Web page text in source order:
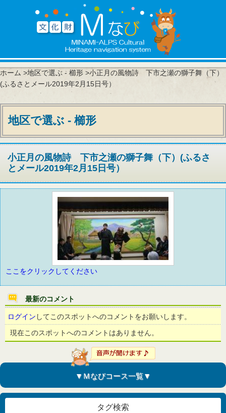
ホーム >地区で選ぶ - 櫛形 >小正月の風物詩 下市之瀬の獅子舞（下）
(ふるさとメール2019年2月15日号）
地区で選ぶ - 櫛形
小正月の風物詩 下市之瀬の獅子舞（下）(ふるさ
とメール2019年2月15日号）
ここをクリックしてください
最新のコメント
ログイン してこのスポットへのコメントをお願いします。
現在このスポットへのコメントはありません。
▼Ｍなびコース一覧▼
タグ検索